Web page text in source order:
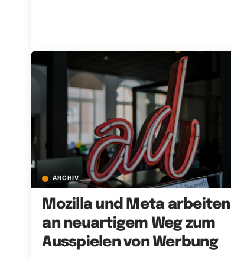
ARCHIV
Mozilla und Meta arbeiten
an neuartigem Weg zum
Ausspielen von Werbung